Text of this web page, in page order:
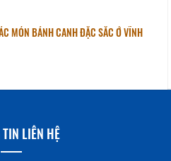
MÓN BÁNH CANH ĐẶC SẮC Ở VĨNH
LIÊN HỆ